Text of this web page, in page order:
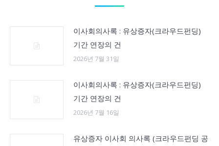
이사회의사록 : 유상증자(크라우드펀딩)
기간 연장의 건
2026년 7월 31일
이사회의사록 : 유상증자(크라우드펀딩)
기간 연장의 건
2026년 7월 16일
유상증자 이사회 의사록 (크라우드펀딩 공